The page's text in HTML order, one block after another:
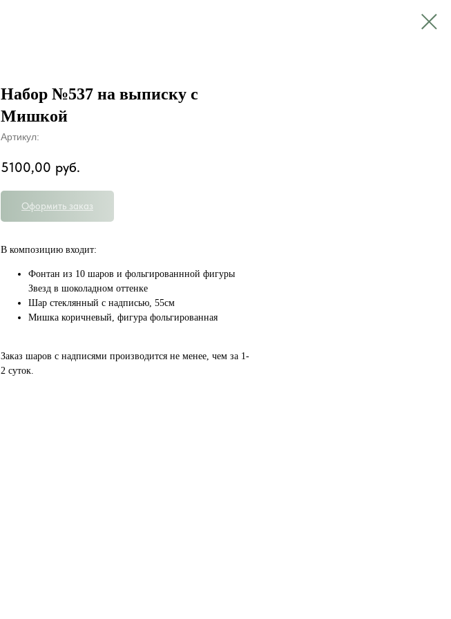
Набор №537 на выписку с
Мишкой
Артикул:
5100,00 руб.
Оформить заказ
В композицию входит:
Фонтан из 10 шаров и фольгированнной фигуры
Звезд в шоколадном оттенке
Шар стеклянный с надписью, 55см
Мишка коричневый, фигура фольгированная
Заказ шаров с надписями производится не менее, чем за 1-
2 суток.